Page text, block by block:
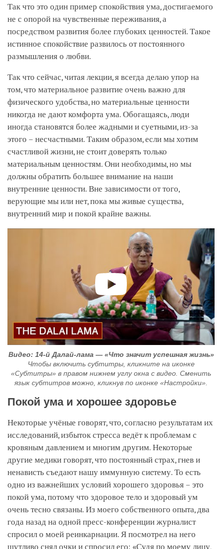
Так что это один пример спокойствия ума, достигаемого
не с опорой на чувственные переживания, а
посредством развития более глубоких ценностей. Такое
истинное спокойствие развилось от постоянного
размышления о любви.
Так что сейчас, читая лекции, я всегда делаю упор на
том, что материальное развитие очень важно для
физического удобства, но материальные ценности
никогда не дают комфорта ума. Обогащаясь, люди
иногда становятся более жадными и суетными, из-за
этого – несчастными. Таким образом, если мы хотим
счастливой жизни, не стоит доверять только
материальным ценностям. Они необходимы, но мы
должны обратить большее внимание на наши
внутренние ценности. Вне зависимости от того,
верующие мы или нет, пока мы живые существа,
внутренний мир и покой крайне важны.
Видео: 14-й Далай-лама — «Что значит успешная жизнь»
Чтобы включить субтитры, кликните на иконке
«Субтитры» в правом нижнем углу окна с видео. Сменить
язык субтитров можно, кликнув по иконке «Настройки».
Покой ума и хорошее здоровье
Некоторые учёные говорят, что, согласно результатам их
исследований, избыток стресса ведёт к проблемам с
кровяным давлением и многим другим. Некоторые
другие медики говорят, что постоянный страх, гнев и
ненависть съедают нашу иммунную сиcтему. То есть
одно из важнейших условий хорошего здоровья – это
покой ума, потому что здоровое тело и здоровый ум
очень тесно связаны. Из моего собственного опыта, два
года назад на одной пресс-конференции журналист
спросил о моей реинкарнации. Я посмотрел на него
шутливо снял очки и спросил его: «Судя по моему лицу,